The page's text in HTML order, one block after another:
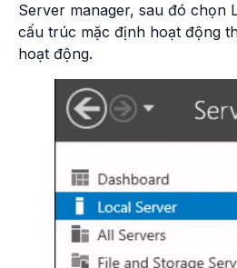
Server manager, sau đó chọn
cấu trúc mặc định hoạt động
hoạt động.